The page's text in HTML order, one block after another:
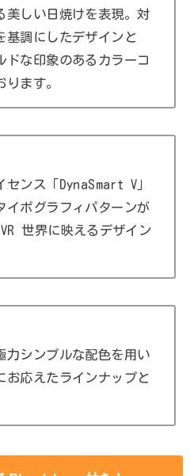
美しい日焼けを表現。対
基調にしたデザインと
ドな印象のあるカラーコ
ます。
ンス「DynaSmart V」
イポグラフィパターンが
世界に映えるデザイン
力シンプルな配色を用い
お応えたラインナップと